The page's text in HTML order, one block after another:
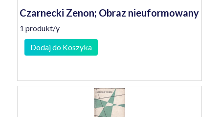
Czarnecki Zenon; Obraz nieuformowany
1 produkt/y
Dodaj do Koszyka